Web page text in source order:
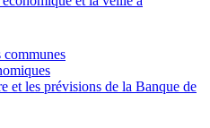
communes
et les prévisions de la Banque de